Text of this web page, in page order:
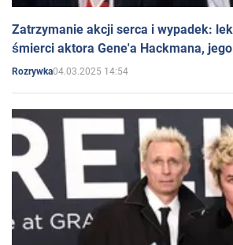
Zatrzymanie akcji serca i wypadek:
śmierci aktora Gene'a Hackmana,
Rozrywka04.03.2025 14:54